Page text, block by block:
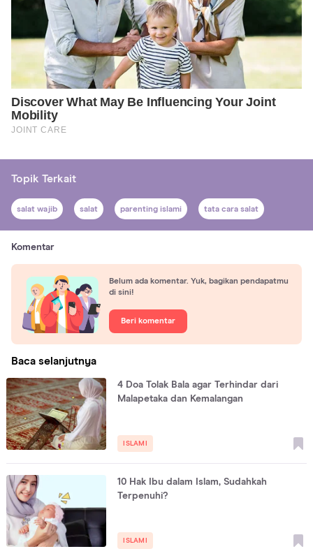
Topik Terkait
salat wajib salat parenting islami tata cara salat
Komentar
Belum ada komentar. Yuk, bagikan pendapatmu
di sini!
Beri komentar
Baca selanjutnya
4 Doa Tolak Bala agar Terhindar dari
Malapetaka dan Kemalangan
ISLAMI
10 Hak Ibu dalam Islam, Sudahkah
Terpenuhi?
ISLAMI